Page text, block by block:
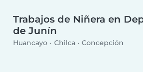
Trabajos de Niñera en
de Junín
Huancayo Chilca Concepción